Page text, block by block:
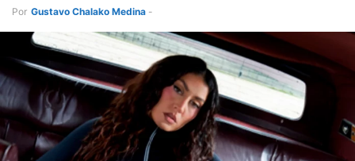
Por Gustavo Chalako Medina -